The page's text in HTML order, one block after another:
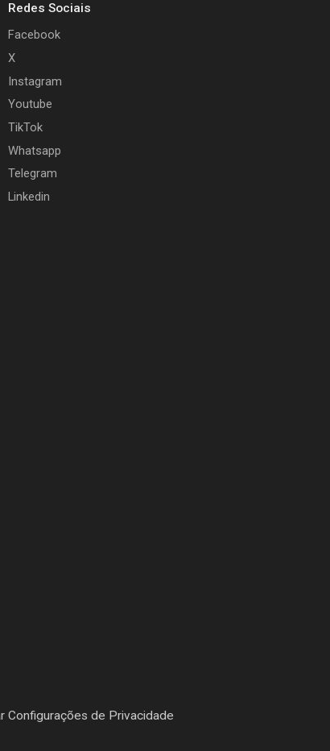
Redes Sociais
Facebook
X
Instagram
Youtube
TikTok
Whatsapp
Telegram
Linkedin
Configurações de Privacidade